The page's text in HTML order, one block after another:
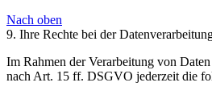
Nach oben
9. Ihre Rechte bei der
Im Rahmen der Verarbeitung von
nach Art. 15 ff. DSGVO jederzeit die